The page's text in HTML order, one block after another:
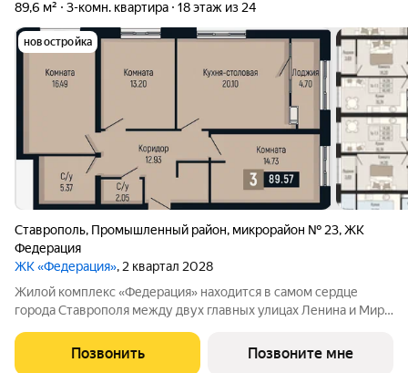
89,6 м² 3-комн. квартира 18 этаж из 24
новостройка
Ставрополь, Промышленный район, микрорайон № 23,ЖК
Федерация
ЖК «Федерация», 2 квартал 2028
Жилой комплекс «Федерация» находится в самом сердце
города Ставрополя между двух главных улицах Ленина и Мира,
Доваторцев. Зеленый двор способен придать новый уровень
качеству жизни, а его хозяину
Позвонить Позвоните мне